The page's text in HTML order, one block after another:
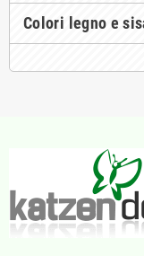
Colori legno e